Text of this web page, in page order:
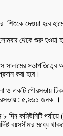
থেকে শুরু হওয়া
সালামের
করা হবে।
ও একটি পৌরসভায়
: ৫,৯৬১ জনক ।
দিন কমিউনিটি
বয়সসীমার মধ্যে